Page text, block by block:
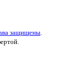
защищены